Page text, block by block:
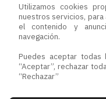
Utilizamos cookies
nuestros servicios,
el contenido y
navegación.
Puedes aceptar
“Aceptar”, rechazar
“Rechazar”